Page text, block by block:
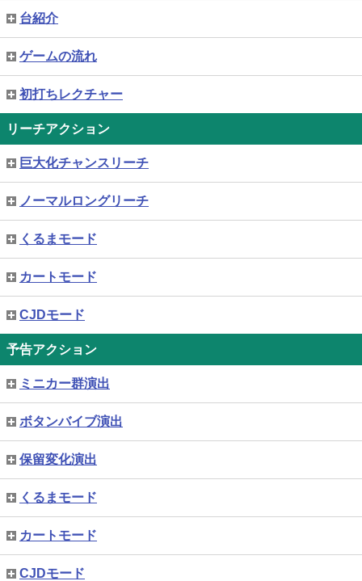
台紹介
ゲームの流れ
初打ちレクチャー
リーチアクション
巨大化チャンスリーチ
ノーマルロングリーチ
くるまモード
カートモード
CJDモード
予告アクション
ミニカー群演出
ボタンバイブ演出
保留変化演出
くるまモード
カートモード
CJDモード